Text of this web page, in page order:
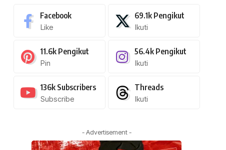
Facebook
Like
69.1k Pengikut
Ikuti
11.6k Pengikut
Pin
56.4k Pengikut
Ikuti
136k Subscribers
Subscribe
Threads
Ikuti
- Advertisement -